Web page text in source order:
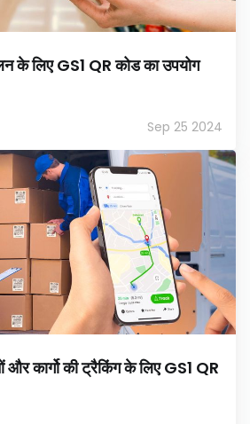
के लिए GS1 QR कोड का उपयोग
Sep 25 2024
और कार्गो की ट्रैकिंग के लिए GS1 QR